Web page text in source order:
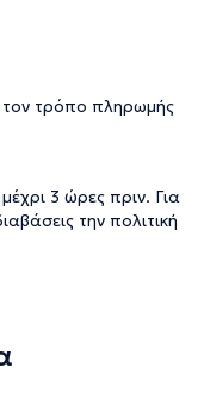
τον τρόπο πληρωμής
3 ώρες πριν. Για
την πολιτική